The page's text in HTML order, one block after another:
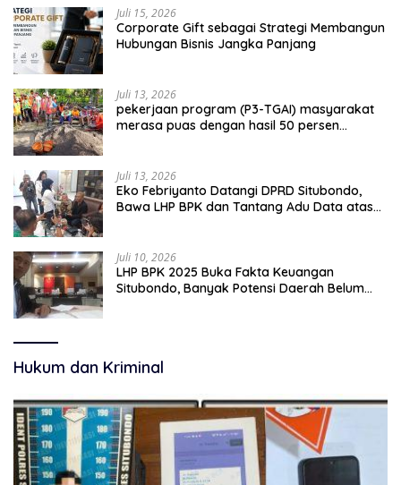
Juli 15, 2026
Corporate Gift sebagai Strategi Membangun
Hubungan Bisnis Jangka Panjang
Juli 13, 2026
pekerjaan program (P3-TGAI) masyarakat
merasa puas dengan hasil 50 persen
Juli 13, 2026
Eko Febriyanto Datangi DPRD Situbondo,
Bawa LHP BPK dan Tantang Adu Data atas
Juli 10, 2026
LHP BPK 2025 Buka Fakta Keuangan
Situbondo, Banyak Potensi Daerah Belum
Hukum dan Kriminal